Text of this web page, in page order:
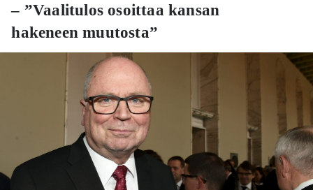
– ”Vaalitulos osoittaa kansan
hakeneen muutosta”